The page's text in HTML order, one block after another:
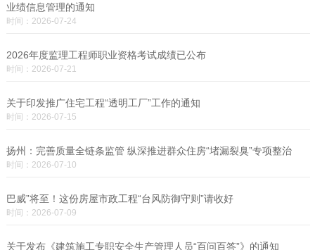
业绩信息管理的通知
时间：2026-07-24
2026年度监理工程师职业资格考试成绩已公布
时间：2026-07-21
关于印发推广住宅工程“透明工厂”工作的通知
时间：2026-07-15
扬州：完善质量全链条监管 纵深推进群众住房“堵漏裂臭”专项整治
时间：2026-07-10
巴威”将至！这份房屋市政工程“台风防御守则”请收好
时间：2026-07-09
关于发布《建筑施工专职安全生产管理人员“百问百答”》的通知